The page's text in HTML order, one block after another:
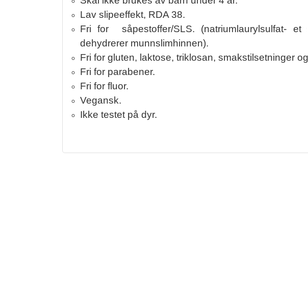
Lav slipeeffekt, RDA 38.
Fri for såpestoffer/SLS. (natriumlaurylsulfat-
dehydrerer munnslimhinnen).
Fri for gluten, laktose, triklosan, smakstilsetninger
Fri for parabener.
Fri for fluor.
Vegansk.
Ikke testet på dyr.